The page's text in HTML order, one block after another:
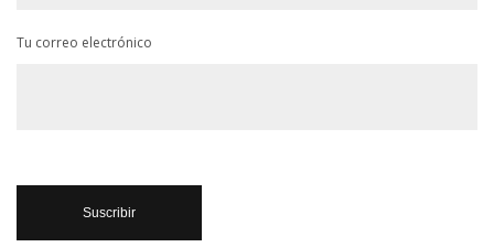
Tu correo electrónico